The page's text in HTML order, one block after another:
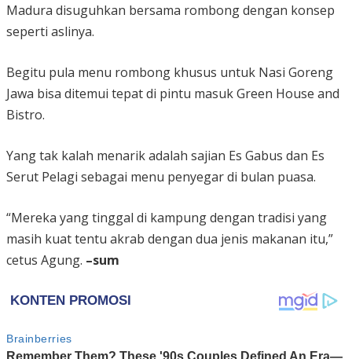
Madura disuguhkan bersama rombong dengan konsep
seperti aslinya.
Begitu pula menu rombong khusus untuk Nasi Goreng
Jawa bisa ditemui tepat di pintu masuk Green House and
Bistro.
Yang tak kalah menarik adalah sajian Es Gabus dan Es
Serut Pelagi sebagai menu penyegar di bulan puasa.
“Mereka yang tinggal di kampung dengan tradisi yang
masih kuat tentu akrab dengan dua jenis makanan itu,”
cetus Agung. –sum